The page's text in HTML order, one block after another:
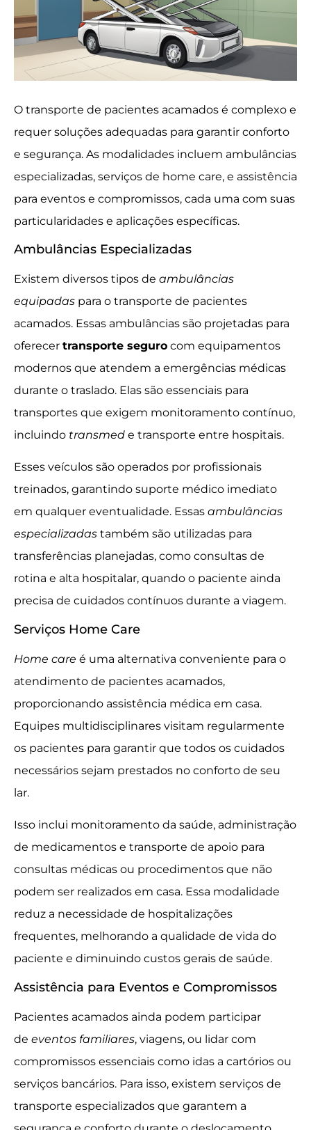
O transporte de pacientes acamados é complexo e
requer soluções adequadas para garantir conforto
e segurança. As modalidades incluem ambulâncias
especializadas, serviços de home care, e assistência
para eventos e compromissos, cada uma com suas
particularidades e aplicações específicas.
Ambulâncias Especializadas
Existem diversos tipos de ambulâncias
equipadas para o transporte de pacientes
acamados. Essas ambulâncias são projetadas para
oferecer transporte seguro com equipamentos
modernos que atendem a emergências médicas
durante o traslado. Elas são essenciais para
transportes que exigem monitoramento contínuo,
incluindo transmed e transporte entre hospitais.
Esses veículos são operados por profissionais
treinados, garantindo suporte médico imediato
em qualquer eventualidade. Essas ambulâncias
especializadas também são utilizadas para
transferências planejadas, como consultas de
rotina e alta hospitalar, quando o paciente ainda
precisa de cuidados contínuos durante a viagem.
Serviços Home Care
Home care é uma alternativa conveniente para o
atendimento de pacientes acamados,
proporcionando assistência médica em casa.
Equipes multidisciplinares visitam regularmente
os pacientes para garantir que todos os cuidados
necessários sejam prestados no conforto de seu
lar.
Isso inclui monitoramento da saúde, administração
de medicamentos e transporte de apoio para
consultas médicas ou procedimentos que não
podem ser realizados em casa. Essa modalidade
reduz a necessidade de hospitalizações
frequentes, melhorando a qualidade de vida do
paciente e diminuindo custos gerais de saúde.
Assistência para Eventos e Compromissos
Pacientes acamados ainda podem participar
de eventos familiares, viagens, ou lidar com
compromissos essenciais como idas a cartórios ou
serviços bancários. Para isso, existem serviços de
transporte especializados que garantem a